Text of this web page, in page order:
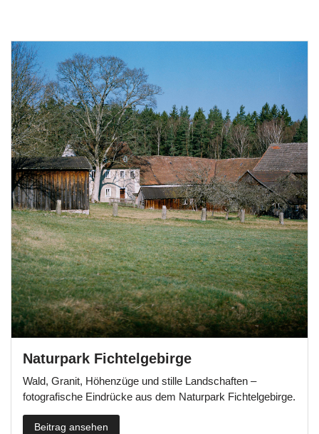
Naturpark Fichtelgebirge
Wald, Granit, Höhenzüge und stille Landschaften –
fotografische Eindrücke aus dem Naturpark Fichtelgebirge.
Beitrag ansehen